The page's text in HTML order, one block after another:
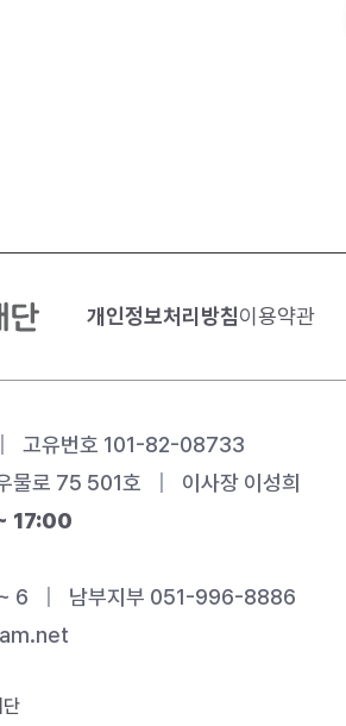
개인정보처리방침이용약관
고유번호 101-82-08733
물로 75 501호
이사장 이성희
17:00
6
남부지부 051-996-8886